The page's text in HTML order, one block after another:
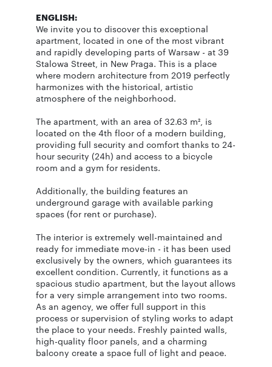
ENGLISH:
We invite you to discover this exceptional
apartment, located in one of the most vibrant
and rapidly developing parts of Warsaw - at 39
Stalowa Street, in New Praga. This is a place
where modern architecture from 2019 perfectly
harmonizes with the historical, artistic
atmosphere of the neighborhood.
The apartment, with an area of 32.63 m², is
located on the 4th floor of a modern building,
providing full security and comfort thanks to 24-
hour security (24h) and access to a bicycle
room and a gym for residents.
Additionally, the building features an
underground garage with available parking
spaces (for rent or purchase).
The interior is extremely well-maintained and
ready for immediate move-in - it has been used
exclusively by the owners, which guarantees its
excellent condition. Currently, it functions as a
spacious studio apartment, but the layout allows
for a very simple arrangement into two rooms.
As an agency, we offer full support in this
process or supervision of styling works to adapt
the place to your needs. Freshly painted walls,
high-quality floor panels, and a charming
balcony create a space full of light and peace.